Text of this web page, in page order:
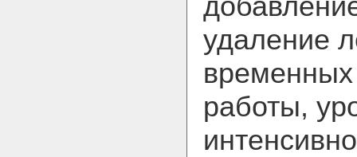
удаление
работы,